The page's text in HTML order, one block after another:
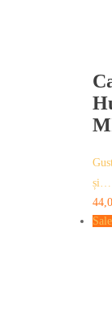
și…